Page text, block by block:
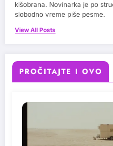
kišobrana. Novinarka je po
slobodno vreme piše pesme.
View All Posts
PROČITAJTE I OVO